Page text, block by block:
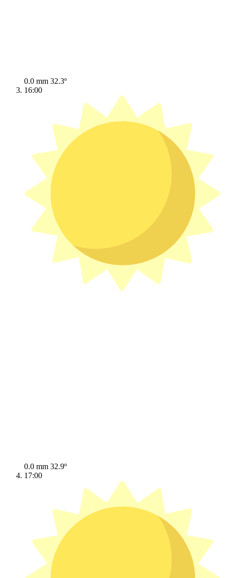
0.0 mm 32.3º
16:00
0.0 mm 32.9º
17:00